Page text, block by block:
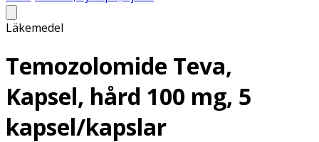
Läkemedel
Temozolomide Teva,
Kapsel, hård 100 mg, 5
kapsel/kapslar